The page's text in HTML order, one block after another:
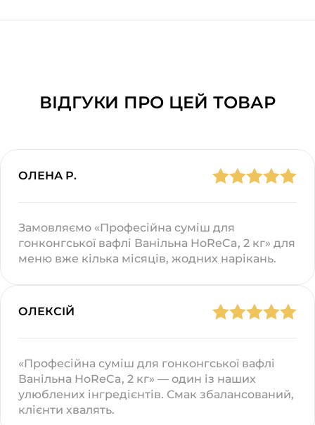
ВІДГУКИ ПРО ЦЕЙ ТОВАР
ОЛЕНА Р.
Замовляємо «Професійна суміш для
гонконгської вафлі Ванільна HoReCa, 2 кг» для
меню вже кілька місяців, жодних нарікань.
ОЛЕКСІЙ
«Професійна суміш для гонконгської вафлі
Ванільна HoReCa, 2 кг» — один із наших
улюблених інгредієнтів. Смак збалансований,
клієнти хвалять.